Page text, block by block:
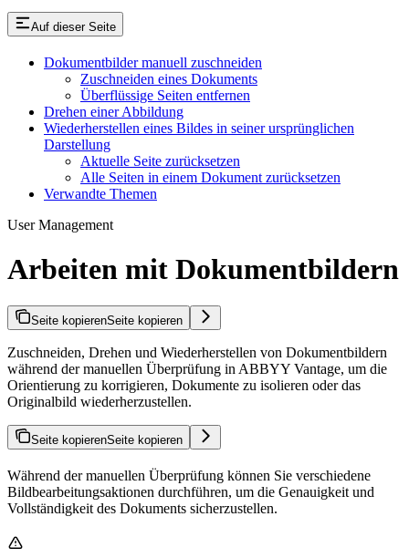
Auf dieser Seite
Dokumentbilder manuell zuschneiden
Zuschneiden eines Dokuments
Überflüssige Seiten entfernen
Drehen einer Abbildung
Wiederherstellen eines Bildes in seiner ursprünglichen
Darstellung
Aktuelle Seite zurücksetzen
Alle Seiten in einem Dokument zurücksetzen
Verwandte Themen
User Management
Arbeiten mit Dokumentbildern
Seite kopierenSeite kopieren
Zuschneiden, Drehen und Wiederherstellen von Dokumentbildern
während der manuellen Überprüfung in ABBYY Vantage, um die
Orientierung zu korrigieren, Dokumente zu isolieren oder das
Originalbild wiederherzustellen.
Seite kopierenSeite kopieren
Während der manuellen Überprüfung können Sie verschiedene
Bildbearbeitungsaktionen durchführen, um die Genauigkeit und
Vollständigkeit des Dokuments sicherzustellen.